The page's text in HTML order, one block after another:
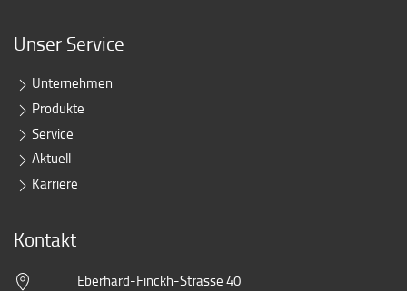
Unser Service
Unternehmen
Produkte
Service
Aktuell
Karriere
Kontakt
Eberhard-Finckh-Strasse 40